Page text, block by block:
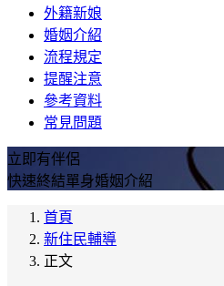
外籍新娘
婚姻介紹
流程規定
提醒注意
參考資料
常見問題
立即有伴侶
快速終結單身婚姻介紹
首頁
新住民輔導
正文